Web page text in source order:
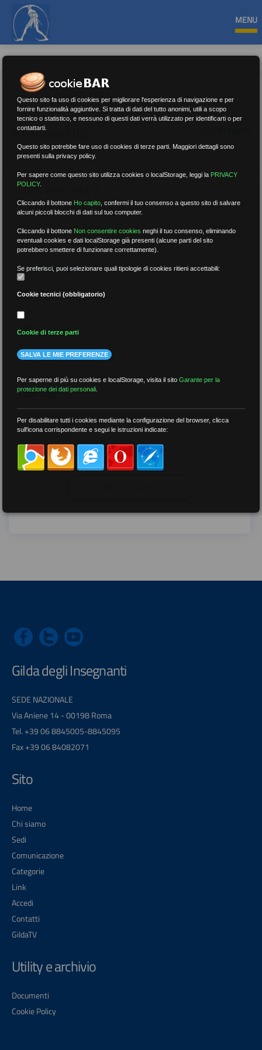
MENU
Multimedia
CERCA MULTIMEDIA:
per tipologia
Video
Gallery
Tutti
per tag
##DS ##FGU ##Gilda
##audoizioni
##autonomia
Gilda degli Insegnanti
SEDE NAZIONALE
Via Aniene 14 - 00198 Roma
Tel. +39 06 8845005-8845095
Fax +39 06 84082071
Sito
Home
Chi siamo
Sedi
Comunicazione
Categorie
Link
Accedi
Contatti
GildaTV
Utility e archivio
Documenti
Cookie Policy
Questo sito fa uso di cookies per migliorare l'esperienza di navigazione e per
fornire funzionalità aggiuntive. Si tratta di dati del tutto anonimi, utili a scopo
tecnico o statistico, e nessuno di questi dati verrà utilizzato per identificarti o per
contattarti.
Questo sito potrebbe fare uso di cookies di terze parti. Maggiori dettagli sono
presenti sulla privacy policy.
Per sapere come questo sito utilizza cookies o localStorage, leggi la PRIVACY
POLICY.
Cliccando il bottone Ho capito,confermi il tuo consenso a questo sito di salvare
alcuni piccoli blocchi di dati sul tuo computer.
Cliccando il bottone Non consentire cookies neghi il tuo consenso, eliminando
eventuali cookies e dati localStorage già presenti (alcune parti del sito
potrebbero smettere di funzionare correttamente).
Se preferisci, puoi selezionare quali tipologie di cookies ritieni accettabili:
Cookie tecnici (obbligatorio)
Cookie di terze parti
SALVA LE MIE PREFERENZE
Per saperne di più su cookies e localStorage, visita il sitoGarante per la
protezione dei dati personali.
Per disabilitare tutti i cookies mediante la configurazione del browser, clicca
sull'icona corrispondente e segui le istruzioni indicate: